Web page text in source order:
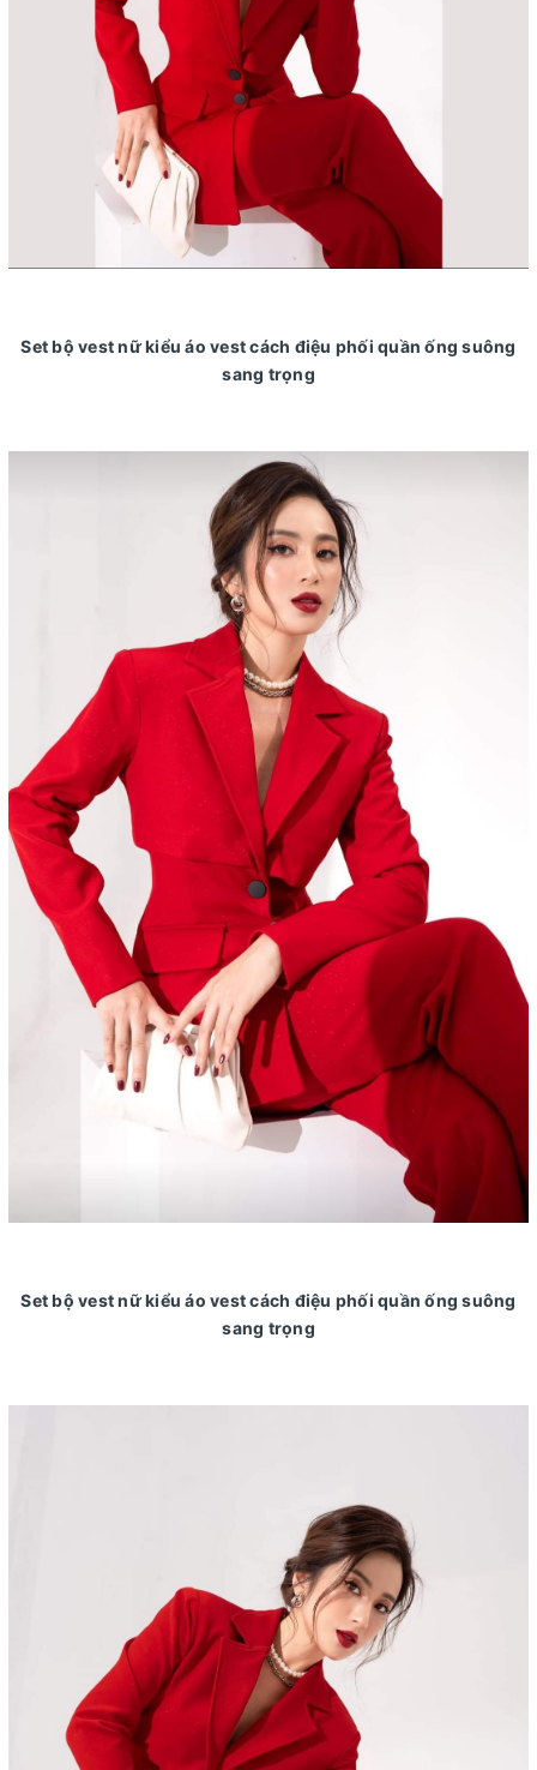
Set bộ vest nữ kiểu áo vest cách điệu phối quần ống suông
sang trọng
Set bộ vest nữ kiểu áo vest cách điệu phối quần ống suông
sang trọng